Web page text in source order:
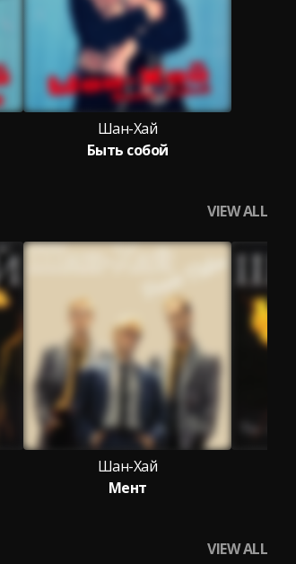
Шан-Хай
Быть собой
VIEW ALL
Шан-Хай
Мент
VIEW ALL